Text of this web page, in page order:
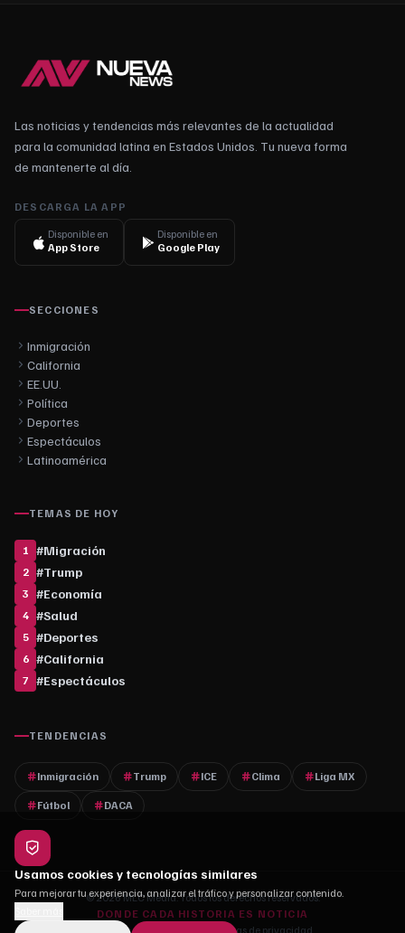
Las noticias y tendencias más relevantes de la actualidad
para la comunidad latina en Estados Unidos. Tu nueva forma
de mantenerte al día.
DESCARGA LA APP
Disponible en
App Store
Disponible en
Google Play
SECCIONES
Inmigración
California
EE.UU.
Política
Deportes
Espectáculos
Latinoamérica
TEMAS DE HOY
1 #Migración
2 #Trump
3 #Economía
4 #Salud
5 #Deportes
6 #California
7 #Espectáculos
TENDENCIAS
Inmigración Trump ICE Clima Liga MX
Fútbol DACA
© 2026 MLC Media. Todos los derechos reservados.
DONDE CADA HISTORIA ES NOTICIA
Quiénes somos
Políticas de privacidad
Usamos cookies y tecnologías similares
Para mejorar tu experiencia, analizar el tráfico y personalizar contenido.